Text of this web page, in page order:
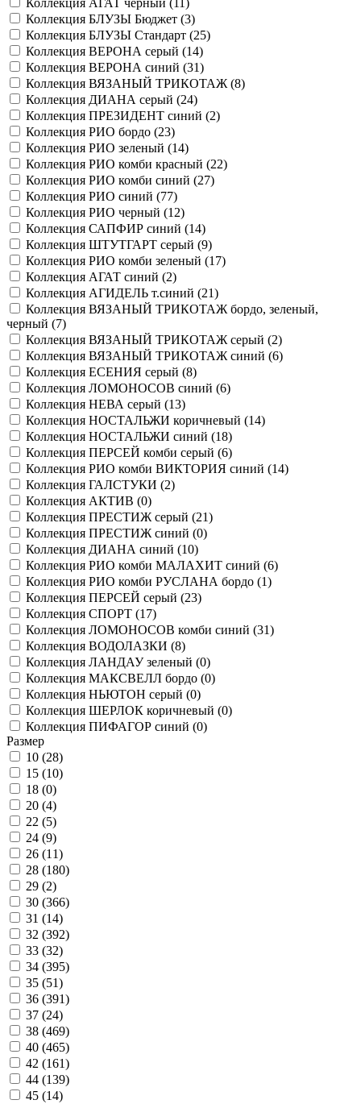
Коллекция АГАТ черный (
)
Коллекция БЛУЗЫ Бюджет (3)
Коллекция БЛУЗЫ Стандарт (25)
Коллекция ВЕРОНА серый (14)
Коллекция ВЕРОНА синий (31)
Коллекция ВЯЗАНЫЙ ТРИКОТАЖ (8)
Коллекция ДИАНА серый (24)
Коллекция ПРЕЗИДЕНТ синий (2)
Коллекция РИО бордо (23)
Коллекция РИО зеленый (14)
Коллекция РИО комби красный (22)
Коллекция РИО комби синий (27)
Коллекция РИО синий (77)
Коллекция РИО черный (12)
Коллекция САПФИР синий (14)
Коллекция ШТУТГАРТ серый (9)
Коллекция РИО комби зеленый (17)
Коллекция АГАТ синий (2)
Коллекция АГИДЕЛЬ т.синий (21)
Коллекция ВЯЗАНЫЙ ТРИКОТАЖ бордо, зеленый,
черный (7)
Коллекция ВЯЗАНЫЙ ТРИКОТАЖ серый (2)
Коллекция ВЯЗАНЫЙ ТРИКОТАЖ синий (6)
Коллекция ЕСЕНИЯ серый (8)
Коллекция ЛОМОНОСОВ синий (6)
Коллекция НЕВА серый (13)
Коллекция НОСТАЛЬЖИ коричневый (14)
Коллекция НОСТАЛЬЖИ синий (18)
Коллекция ПЕРСЕЙ комби серый (6)
Коллекция РИО комби ВИКТОРИЯ синий (14)
Коллекция ГАЛСТУКИ (2)
Коллекция АКТИВ (0)
Коллекция ПРЕСТИЖ серый (21)
Коллекция ПРЕСТИЖ синий (0)
Коллекция ДИАНА синий (10)
Коллекция РИО комби МАЛАХИТ синий (6)
Коллекция РИО комби РУСЛАНА бордо (1)
Коллекция ПЕРСЕЙ серый (23)
Коллекция СПОРТ (17)
Коллекция ЛОМОНОСОВ комби синий (31)
Коллекция ВОДОЛАЗКИ (8)
Коллекция ЛАНДАУ зеленый (0)
Коллекция МАКСВЕЛЛ бордо (0)
Коллекция НЬЮТОН серый (0)
Коллекция ШЕРЛОК коричневый (0)
Коллекция ПИФАГОР синий (0)
Размер
10 (28)
15 (10)
18 (0)
20 (4)
22 (5)
24 (9)
26 (11)
28 (180)
29 (2)
30 (366)
31 (14)
32 (392)
33 (32)
34 (395)
35 (51)
36 (391)
37 (24)
38 (469)
40 (465)
42 (161)
44 (139)
45 (14)